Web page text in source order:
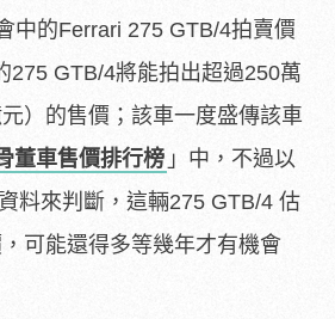
中的Ferrari 275 GTB/4拍賣價
275 GTB/4將能拍出超過250萬
）的售價；該車一度盛傳該車
董車售價排行榜 」中，不過以
料來判斷，這輛275 GTB/4 估
可能還得多等幾年才有機會